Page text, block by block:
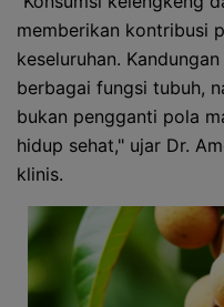
memberikan kontribusi
keseluruhan.
berbagai fungsi tubuh,
bukan pengganti pola
hidup sehat," ujar Dr.
klinis.